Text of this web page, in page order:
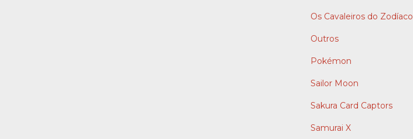
Os Cavaleiros do Zodíaco
Outros
Pokémon
Sailor Moon
Sakura Card Captors
Samurai X